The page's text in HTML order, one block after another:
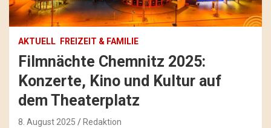
AKTUELL FREIZEIT & FAMILIE
Filmnächte Chemnitz 2025:
Konzerte, Kino und Kultur auf
dem Theaterplatz
8. August 2025 Redaktion